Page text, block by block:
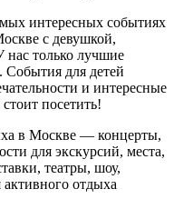
интересных событиях
с девушкой,
только лучшие
для детей
и интересные
посетить!
в Москве — концерты,
для экскурсий, места,
театры, шоу,
отдыха